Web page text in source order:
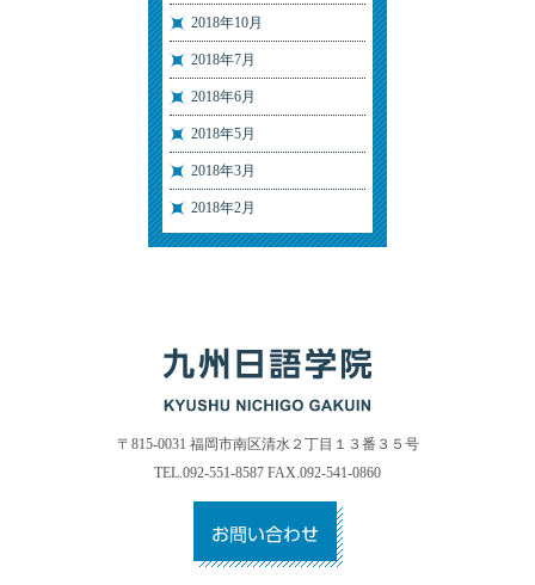
2018年10月
2018年7月
2018年6月
2018年5月
2018年3月
2018年2月
〒815-0031 福岡市南区清水２丁目１３番３５号
TEL.092-551-8587 FAX.092-541-0860